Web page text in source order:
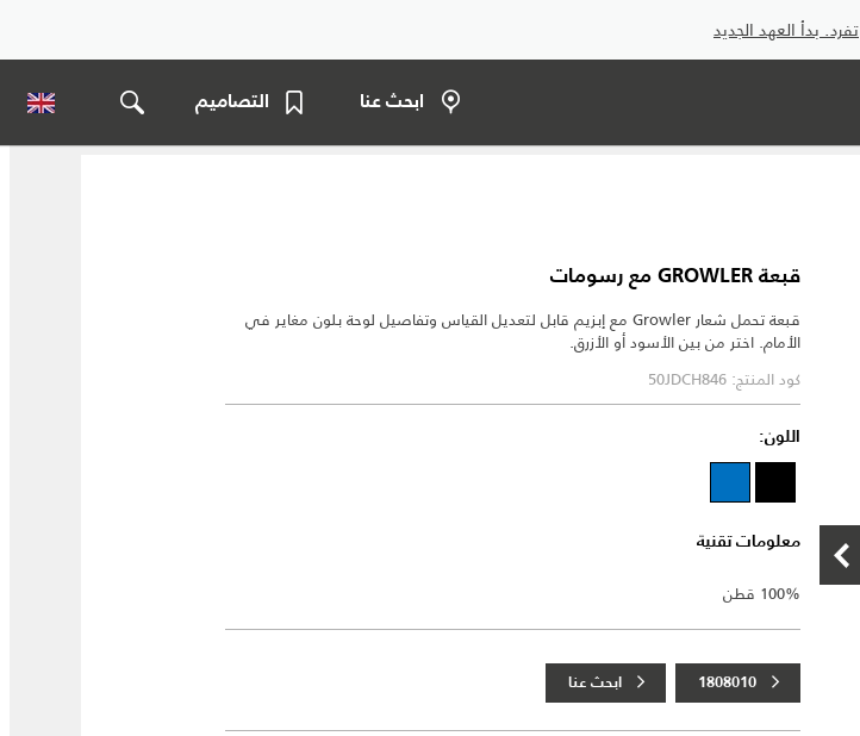
تفرد. بدأ العهد الجديد
ابحث عنا التصاميم
قبعة GROWLER مع رسومات
قبعة تحمل شعار Growler مع إبزيم قابل لتعديل القياس وتفاصيل لوحة بلون مغاير في
الأمام. اختر من بين الأسود أو الأزرق.
كود المنتج: 50JDCH846
اللون:
معلومات تقنية
100% قطن
1808010 ابحث عنا